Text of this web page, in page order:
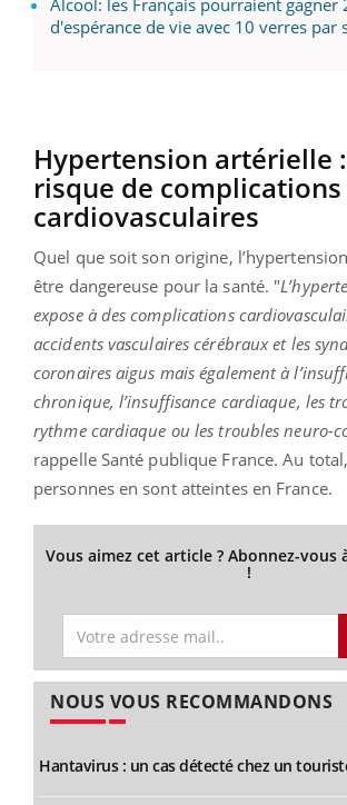
d'espérance de vie avec 10 verres par
Hypertension artérielle
risque de complications
cardiovasculaires
Quel que soit son origine,
être dangereuse pour la santé. "
expose à des complications
accidents vasculaires cérébraux et les
coronaires aigus mais également à
chronique, l’insuffisance cardiaque, les
rythme cardiaque ou les troubles neuro-
rappelle Santé publique France. Au
personnes en sont atteintes en France.
Vous aimez cet article ? Abonnez-vous
!
NOUS VOUS RECOMMANDONS
Hantavirus : un cas détecté chez un